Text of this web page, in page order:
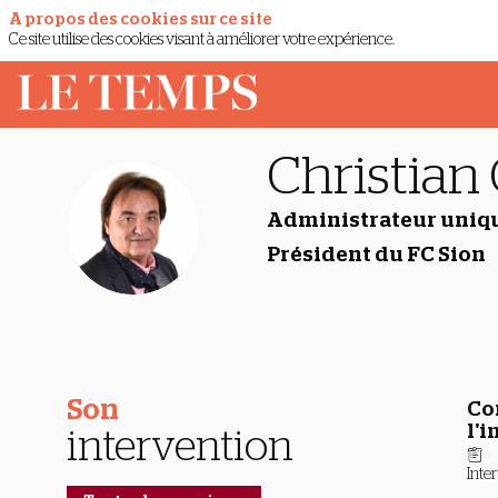
CC
Christian
Administrateur
Président du FC Sion
Son
intervention
A propos des cookies sur ce site
Ce site utilise des cookies visant à améliorer votre expérience.